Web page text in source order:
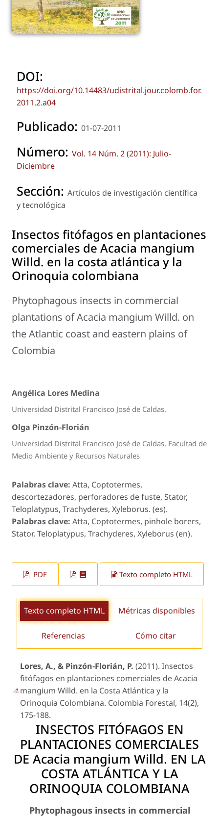
DOI:
https://doi.org/10.14483/udistrital.jour.colomb.for.
2011.2.a04
Publicado: 01-07-2011
Número: Vol. 14 Núm. 2 (2011): Julio-
Diciembre
Sección: Artículos de investigación científica
y tecnológica
Insectos fitófagos en plantaciones
comerciales de Acacia mangium
Willd. en la costa atlántica y la
Orinoquia colombiana
Phytophagous insects in commercial
plantations of Acacia mangium Willd. on
the Atlantic coast and eastern plains of
Colombia
Angélica Lores Medina
Universidad Distrital Francisco José de Caldas.
Olga Pinzón-Florián
Universidad Distrital Francisco José de Caldas, Facultad de
Medio Ambiente y Recursos Naturales
Palabras clave: Atta, Coptotermes,
descortezadores, perforadores de fuste, Stator,
Teloplatypus, Trachyderes, Xyleborus. (es).
Palabras clave: Atta, Coptotermes, pinhole borers,
Stator, Teloplatypus, Trachyderes, Xyleborus (en).
PDF Texto completo HTML
Texto completo HTML Métricas disponibles
Referencias Cómo citar
Lores, A., & Pinzón-Florián, P. (2011). Insectos
fitófagos en plantaciones comerciales deAcacia
mangium Willd. en la Costa Atlántica y la
Orinoquia Colombiana. Colombia Forestal, 14(2),
175-188.
INSECTOS FITÓFAGOS EN
PLANTACIONES COMERCIALES
DE Acacia mangium Willd. EN LA
COSTA ATLÁNTICA Y LA
ORINOQUIA COLOMBIANA
Phytophagous insects in commercial